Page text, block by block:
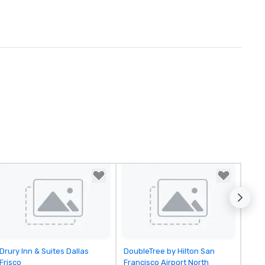
Removed from favorites
Drury Inn & Suites Dallas
Frisco
Removed from favorites
DoubleTree by Hilton San
Francisco Airport North